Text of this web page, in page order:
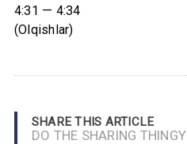
4:31 — 4:34
(Olqishlar)
SHARE THIS ARTICLE
DO THE SHARING THINGY